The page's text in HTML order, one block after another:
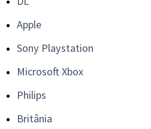
Apple
Sony Playstation
Microsoft Xbox
Philips
Britânia